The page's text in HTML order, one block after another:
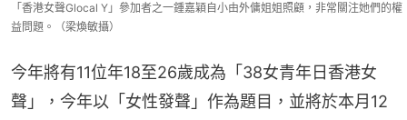
「香港女聲Glocal Y」參加者之一鍾嘉穎自小由外傭姐姐照顧，非常關注她們的權
益問題。（梁煥敏攝）
今年將有11位年18至26歲成為「38女青年日香港女
聲」，今年以「女性發聲」作為題目，並將於本月12